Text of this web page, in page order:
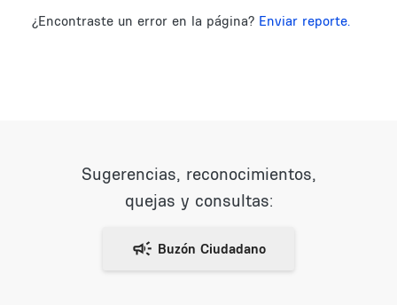
¿Encontraste un error en la página? Enviar reporte.
Sugerencias, reconocimientos,
quejas y consultas: